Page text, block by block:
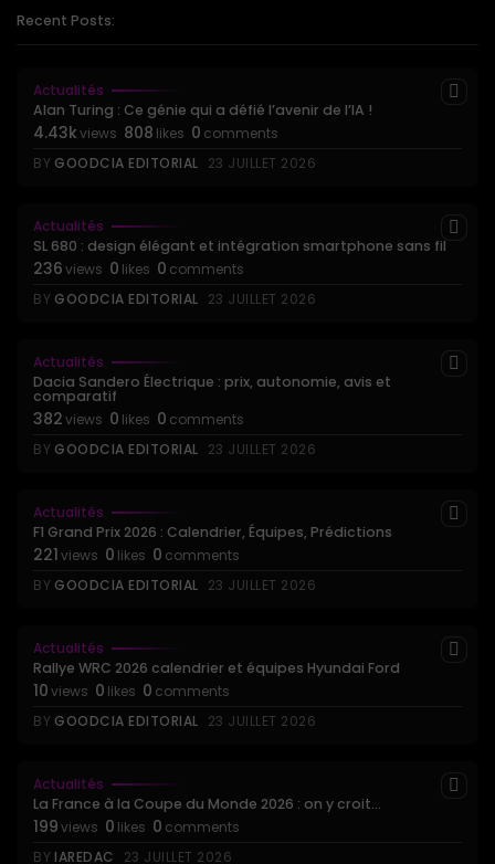
Recent Posts:
Actualités
Alan Turing : Ce génie qui a défié l’avenir de l’IA !
4.43kviews 808 likes 0 comments
BY GOODCIA EDITORIAL 23 JUILLET 2026
Actualités
SL 680 : design élégant et intégration smartphone sans fil
236views 0 likes 0 comments
BY GOODCIA EDITORIAL 23 JUILLET 2026
Actualités
Dacia Sandero Électrique : prix, autonomie, avis et
comparatif
382views 0 likes 0 comments
BY GOODCIA EDITORIAL 23 JUILLET 2026
Actualités
F1 Grand Prix 2026 : Calendrier, Équipes, Prédictions
221views 0 likes 0 comments
BY GOODCIA EDITORIAL 23 JUILLET 2026
Actualités
Rallye WRC 2026 calendrier et équipes Hyundai Ford
10views 0 likes 0 comments
BY GOODCIA EDITORIAL 23 JUILLET 2026
Actualités
La France à la Coupe du Monde 2026 : on y croit...
199views 0 likes 0 comments
BY IAREDAC 23 JUILLET 2026